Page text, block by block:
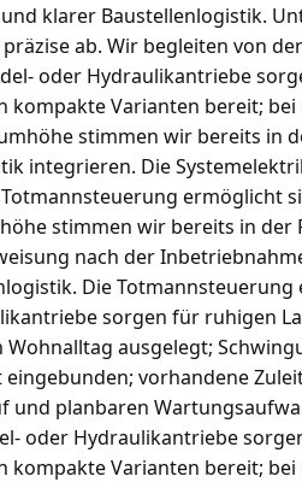
klarer Baustellenlogistik.
ab. Wir begleiten von
oder Hydraulikantriebe
kompakte Varianten bereit;
stimmen wir bereits in
integrieren. Die
ermöglicht
stimmen wir bereits in der
nach der
Die
sorgen für ruhigen
ausgelegt;
vorhandene
planbaren
oder Hydraulikantriebe
kompakte Varianten bereit;